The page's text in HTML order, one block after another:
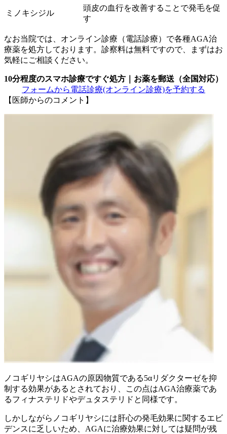
ミノキシジル
頭皮の血行を改善することで発毛を促
す
なお当院では、オンライン診療（電話診療）で各種AGA治
療薬を処方しております。診察料は無料ですので、まずはお
気軽にご相談ください。
10分程度のスマホ診療ですぐ処方｜お薬を郵送（全国対応）
フォームから電話診療(オンライン診療)を予約する
【医師からのコメント】
ノコギリヤシはAGAの原因物質である5αリダクターゼを抑
制する効果があるとされており、この点はAGA治療薬であ
るフィナステリドやデュタステリドと同様です。
しかしながらノコギリヤシには肝心の発毛効果に関するエビ
デンスに乏しいため、AGAに治療効果に対しては疑問が残